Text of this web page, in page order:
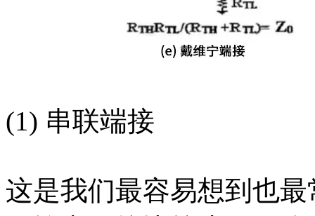
(1) 串联端接
这是我们最容易想到也